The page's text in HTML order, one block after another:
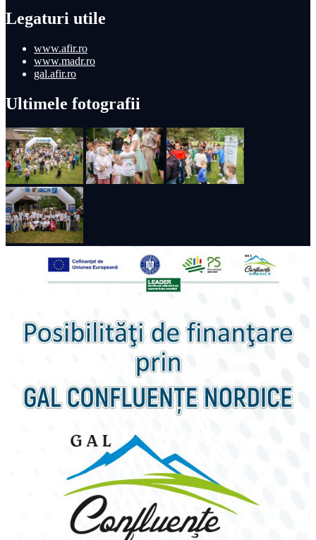
Legaturi utile
www.afir.ro
www.madr.ro
gal.afir.ro
Ultimele fotografii